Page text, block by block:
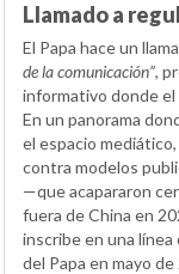
Llamado a
El Papa hace un
de la comunicación”,
informativo donde
En un panorama
el espacio
contra modelos
—que acapararon
fuera de China en
inscribe en una
del Papa en mayo